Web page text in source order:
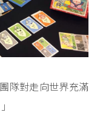
隊對走向世界充滿